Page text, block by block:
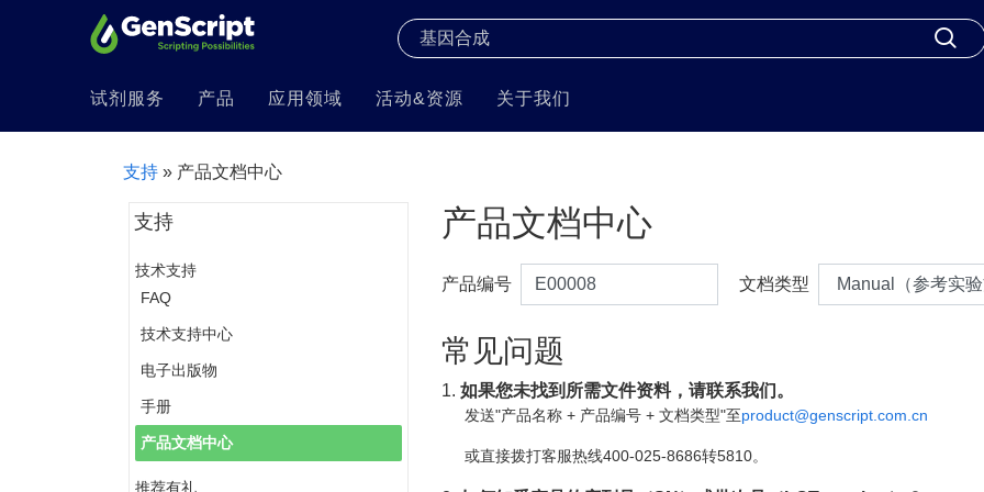
试剂服务 产品 应用领域 活动&资源 关于我们
支持 » 产品文档中心
支持
技术支持
FAQ
技术支持中心
电子出版物
手册
产品文档中心
推荐有礼
产品文档中心
产品编号 文档类型
常见问题
1. 如果您未找到所需文件资料，请联系我们。
发送"产品名称 + 产品编号 + 文档类型"至product@genscript.com.cn
或直接拨打客服热线400-025-8686转5810。